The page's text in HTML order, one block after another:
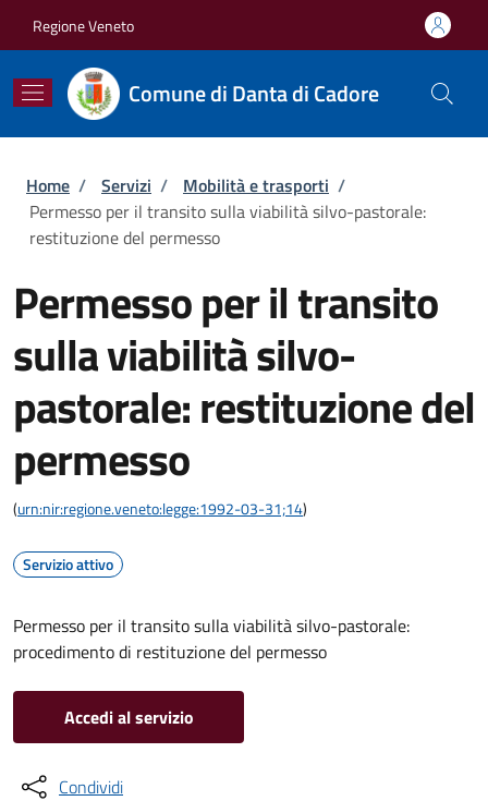
Regione Veneto
Comune di Danta di Cadore
Briciole di pane
Home / Servizi / Mobilità e trasporti /
Permesso per il transito sulla viabilità silvo-pastorale:
restituzione del permesso
Permesso per il transito
sulla viabilità silvo-
pastorale: restituzione del
permesso
(urn:nir:regione.veneto:legge:1992-03-31;14)
Servizio attivo
Permesso per il transito sulla viabilità silvo-pastorale:
procedimento di restituzione del permesso
Accedi al servizio
Condividi